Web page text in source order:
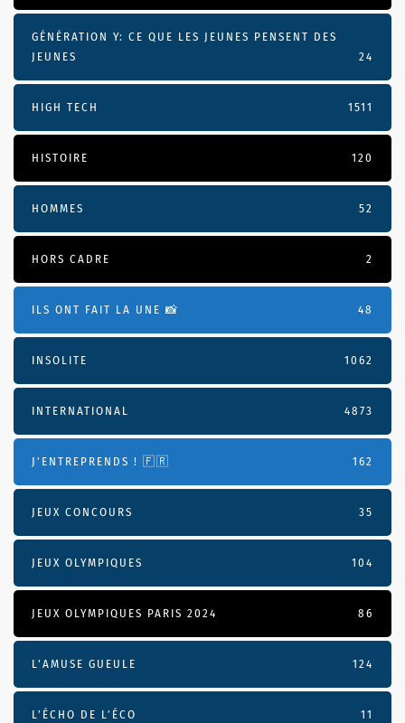
GÉNÉRATION Y: CE QUE LES JEUNES PENSENT DES
JEUNES
24
HIGH TECH 1511
HISTOIRE 120
HOMMES 52
HORS CADRE 2
ILS ONT FAIT LA UNE 📸 48
INSOLITE 1062
INTERNATIONAL 4873
J'ENTREPRENDS ! 🇫🇷 162
JEUX CONCOURS 35
JEUX OLYMPIQUES 104
JEUX OLYMPIQUES PARIS 2024 86
L'AMUSE GUEULE 124
L’ÉCHO DE L’ÉCO 11